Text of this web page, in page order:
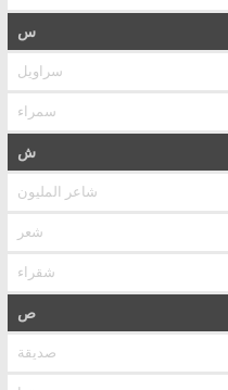
س
سراويل
سمراء
ش
شاعر المليون
شعر
شقراء
ص
صديقة